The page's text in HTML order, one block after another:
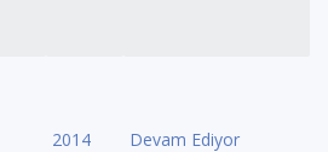
2014 Devam Ediyor